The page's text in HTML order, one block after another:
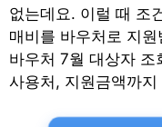
없는데요. 이럴 때 조
매비를 바우처로 지
바우처 7월 대상자 조
사용처, 지원금액까